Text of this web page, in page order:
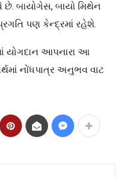
બાયોગેસ, બાયો મિથેન
પણ કેન્દ્રમાં રહેશે.
યોગદાન આપનારા આ
નોંધપાત્ર અનુભવ વાટ